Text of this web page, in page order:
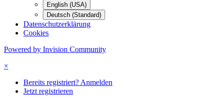
English (USA)
Deutsch (Standard)
Datenschutzerklärung
Cookies
Powered by Invision Community
×
Bereits registriert? Anmelden
Jetzt registrieren